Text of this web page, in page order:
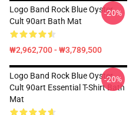
Logo Band Rock Blue Oyster
Cult 90art Bath Mat
₩2,962,700 - ₩3,789,500
-20%
Logo Band Rock Blue Oyster
Cult 90art Essential T-Shirt Bath
Mat
-20%